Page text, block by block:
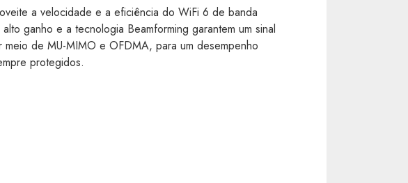
a velocidade e a eficiência do WiFi 6 de banda
ganho e a tecnologia Beamforming garantem um sinal
de MU-MIMO e OFDMA, para um desempenho
protegidos.